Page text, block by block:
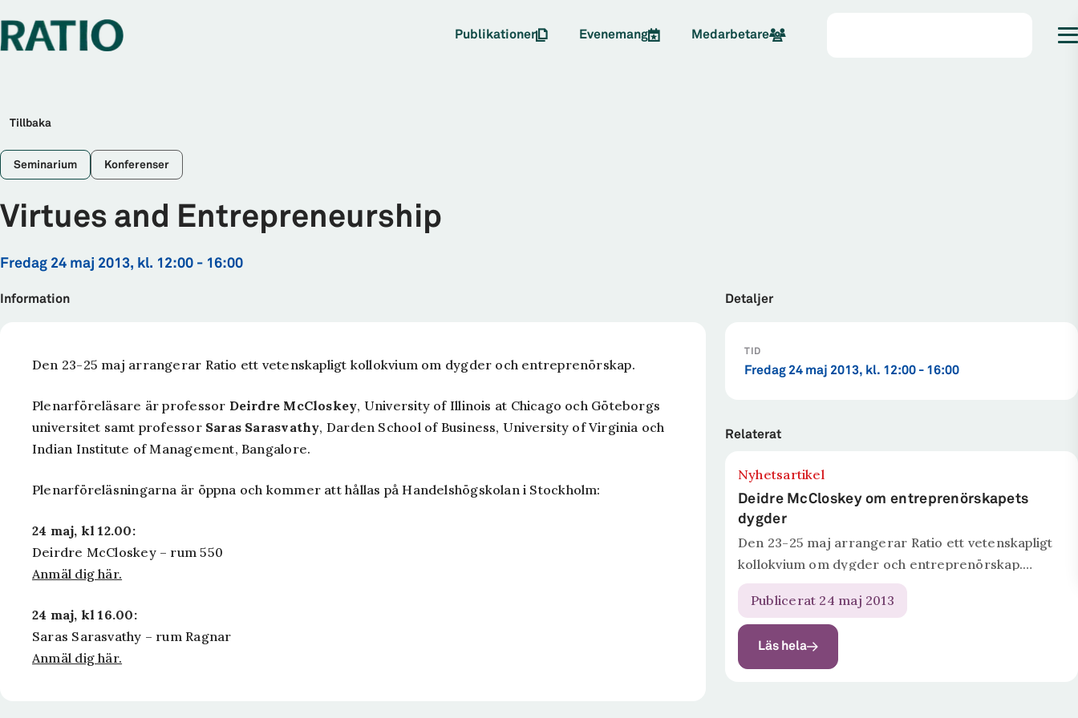
Publikationer Evenemang Medarbetare
Tillbaka
Seminarium Konferenser
Virtues and Entrepreneurship
fredag 24 maj 2013, kl. 12:00 - 16:00
Information
Den 23-25 maj arrangerar Ratio ett vetenskapligt kollokvium om dygder och entreprenörskap.
Plenarföreläsare är professor Deirdre McCloskey, University of Illinois at Chicago och Göteborgs
universitet samt professor Saras Sarasvathy, Darden School of Business, University of Virginia och
Indian Institute of Management, Bangalore.
Plenarföreläsningarna är öppna och kommer att hållas på Handelshögskolan i Stockholm:
24 maj, kl 12.00:
Deirdre McCloskey – rum 550
Anmäl dig här.
24 maj, kl 16.00:
Saras Sarasvathy – rum Ragnar
Anmäl dig här.
Detaljer
TID
fredag 24 maj 2013, kl. 12:00 - 16:00
Relaterat
Nyhetsartikel
Deidre McCloskey om entreprenörskapets
dygder
Den 23-25 maj arrangerar Ratio ett vetenskapligt
kollokvium om dygder och entreprenörskap.
Plenarföreläsare är professor Deirdre McCloskey,
University of Illinois at Chicago och Göteborgs
universitet samt professor Saras Sarasvathy,
Darden School of Business, University of...
Publicerat 24 maj 2013
Läs hela